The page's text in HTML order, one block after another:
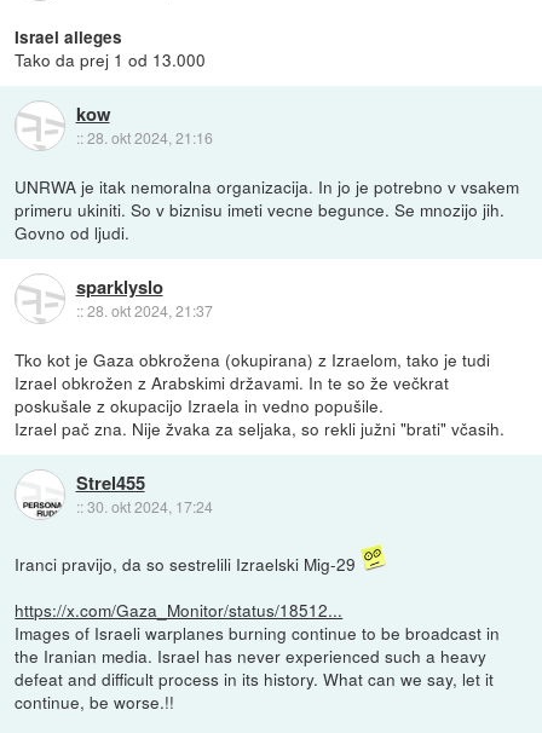
Israel alleges
Tako da prej 1 od 13.000
kow
::28. okt 2024, 21:16
UNRWA je itak nemoralna organizacija. In jo je potrebno v vsakem
primeru ukiniti. So v biznisu imeti vecne begunce. Se mnozijo jih.
Govno od ljudi.
sparklyslo
::28. okt 2024, 21:37
Tko kot je Gaza obkrožena (okupirana) z Izraelom, tako je tudi
Izrael obkrožen z Arabskimi državami. In te so že večkrat
poskušale z okupacijo Izraela in vedno popušile.
Izrael pač zna. Nije žvaka za seljaka, so rekli južni "brati" včasih.
Strel455
::30. okt 2024, 17:24
Iranci pravijo, da so sestrelili Izraelski Mig-29
https://x.com/Gaza_Monitor/status/18512...
Images of Israeli warplanes burning continue to be broadcast in
the Iranian media. Israel has never experienced such a heavy
defeat and difficult process in its history. What can we say, let it
continue, be worse.!!